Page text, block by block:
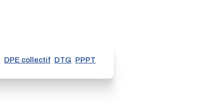
DPE collectif DTG PPPT